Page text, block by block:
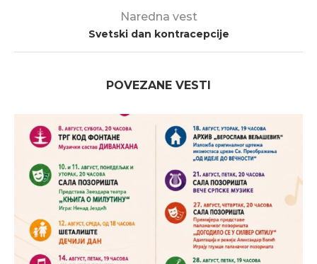
Naredna vest
Svetski dan kontracepcije
POVEZANE VESTI